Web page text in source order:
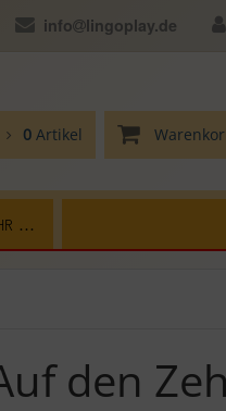
info lingoplay.de
0 Artikel
...
den